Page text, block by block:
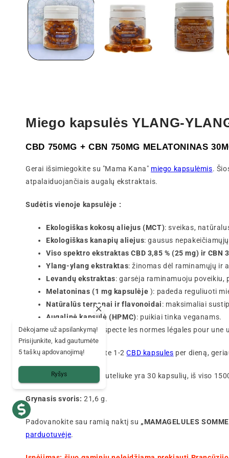
modaliniame
lange
Miego kapsulės YLANG-
CBD 750MG + CBN 750MG MELATONINAS
Gerai išsimiegokite su "Mama Kana" miego kapsulėmis.
atpalaiduojančiais augalų ekstraktais.
Sudėtis vienoje kapsulėje :
Ekologiškas kokosų aliejus (MCT): sveikas,
Ekologiškas kanapių aliejus: gausus
Viso spektro ekstraktas CBD 3,85 % (25 mg) ir CBN
Ylang-ylang ekstraktas: žinomas dėl raminamųjų ir
Levandų ekstraktas: garsėja raminamuoju poveikiu,
Melatoninas (1 mg kapsulėje ): padeda reguliuoti
Natūralūs terpenai ir flavonoidai: maksimaliai
Augalinė kapsulė (HPMC): puikiai tinka veganams.
THC < 0,30%: Respecte les normes légales pour
Vartojimo būdas: gerkite 1-2CBD kapsules per dieną,
Sudėtis:kiekviename buteliuke yra 30 kapsulių, iš viso
Grynasis svoris: 21,6 g.
Padovanokite sau ramią naktį su „MAMAGELULES
parduotuvėje.
Dėkojame už apsilankymą!
Prisijunkite, kad gautumėte
5 taškų apdovanojimą!
Ryšys